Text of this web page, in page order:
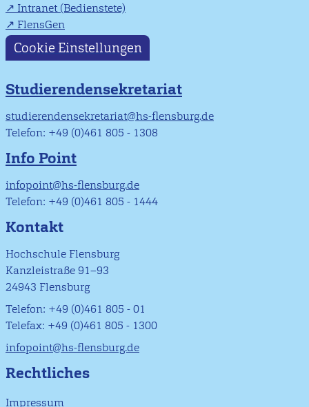
Intranet (Bedienstete)
FlensGen
Cookie Einstellungen
Studierendensekretariat
studierendensekretariat@hs-flensburg.de
Telefon: +49 (0)461 805 - 1308
Info Point
infopoint@hs-flensburg.de
Telefon: +49 (0)461 805 - 1444
Kontakt
Hochschule Flensburg
Kanzleistraße 91–93
24943 Flensburg
Telefon: +49 (0)461 805 - 01
Telefax: +49 (0)461 805 - 1300
infopoint@hs-flensburg.de
Rechtliches
Impressum